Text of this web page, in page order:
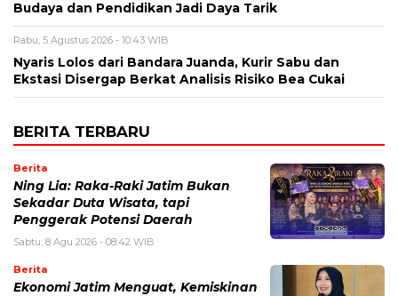
Budaya dan Pendidikan Jadi Daya Tarik
Rabu, 5 Agustus 2026 - 10:43 WIB
Nyaris Lolos dari Bandara Juanda, Kurir Sabu dan
Ekstasi Disergap Berkat Analisis Risiko Bea Cukai
BERITA TERBARU
Berita
Ning Lia: Raka-Raki Jatim Bukan
Sekadar Duta Wisata, tapi
Penggerak Potensi Daerah
Sabtu, 8 Agu 2026 - 08:42 WIB
Berita
Ekonomi Jatim Menguat, Kemiskinan